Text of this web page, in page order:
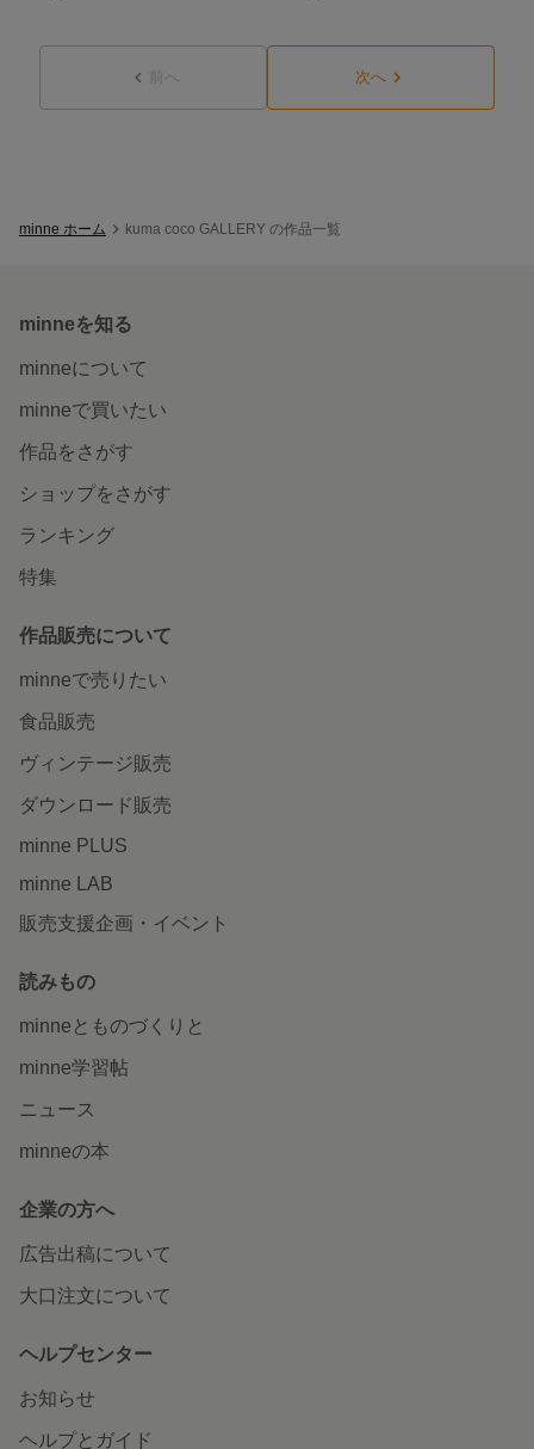
前へ 次へ
minne ホーム kuma coco GALLERY の作品一覧
minneを知る
minneについて
minneで買いたい
作品をさがす
ショップをさがす
ランキング
特集
作品販売について
minneで売りたい
食品販売
ヴィンテージ販売
ダウンロード販売
minne PLUS
minne LAB
販売支援企画・イベント
読みもの
minneとものづくりと
minne学習帖
ニュース
minneの本
企業の方へ
広告出稿について
大口注文について
ヘルプセンター
お知らせ
ヘルプとガイド